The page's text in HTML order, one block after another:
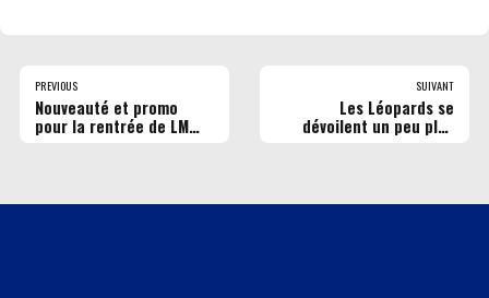
PREVIOUS
Nouveauté et promo
pour la rentrée de LM
SUIVANT
Les Léopards se
dévoilent un peu plus